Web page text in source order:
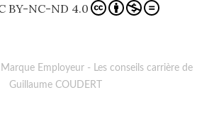
BY-NC-ND 4.0
Marque Employeur - Les conseils carrière de
Guillaume COUDERT